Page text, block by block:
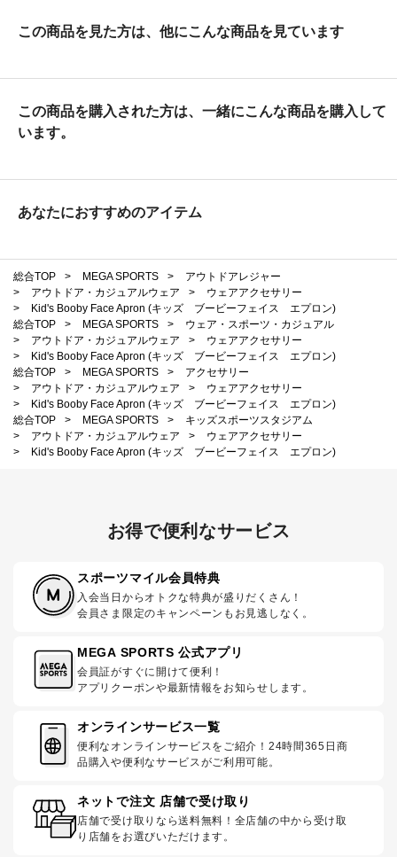
この商品を見た方は、他にこんな商品を見ています
この商品を購入された方は、一緒にこんな商品を購入して
います。
あなたにおすすめのアイテム
総合TOP > MEGA SPORTS >
アウトドアレジャー
>
アウトドア・カジュアルウェア >
ウェアアクセサリー
>
Kid's Booby Face Apron (キッズ ブービーフェイス エプロン)
総合TOP
> MEGA SPORTS >
ウェア・スポーツ・カジュアル
>
アウトドア・カジュアルウェア >
ウェアアクセサリー
>
Kid's Booby Face Apron (キッズ ブービーフェイス エプロン)
総合TOP
> MEGA SPORTS >
アクセサリー
>
アウトドア・カジュアルウェア >
ウェアアクセサリー
>
Kid's Booby Face Apron (キッズ ブービーフェイス エプロン)
総合TOP
> MEGA SPORTS >
キッズスポーツスタジアム
>
アウトドア・カジュアルウェア >
ウェアアクセサリー
>
Kid's Booby Face Apron (キッズ ブービーフェイス エプロン)
お得で便利なサービス
スポーツマイル会員特典
入会当日からオトクな特典が盛りだくさん！
会員さま限定のキャンペーンもお見逃しなく。
MEGA SPORTS 公式アプリ
会員証がすぐに開けて便利！
アプリクーポンや最新情報をお知らせします。
オンラインサービス一覧
便利なオンラインサービスをご紹介！24時間365日商
品購入や便利なサービスがご利用可能。
ネットで注文 店舗で受け取り
店舗で受け取りなら送料無料！全店舗の中から受け取
り店舗をお選びいただけます。